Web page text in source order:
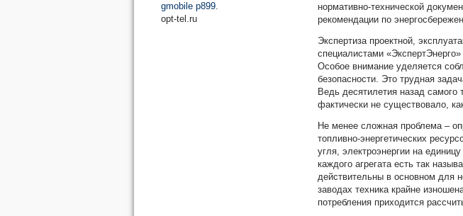
gmobile p899.
opt-tel.ru
нормативно-технической
рекомендации по
Экспертиза проектной,
специалистами
Особое внимание уделяется
безопасности. Это трудная
Ведь десятилетия назад
фактически не существовало,
Не менее сложная проблема –
топливно-энергетических
угля, электроэнергии на
каждого агрегата есть так
действительны в основном для
заводах техника крайне
потребления приходится